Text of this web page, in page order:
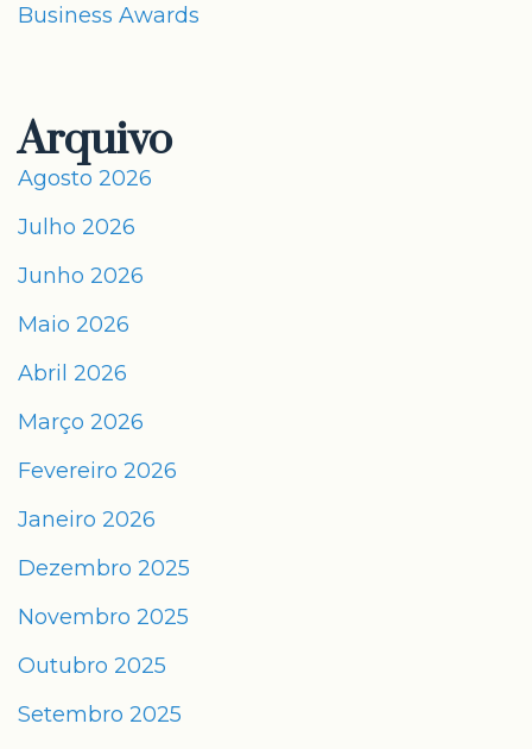
Business Awards
Arquivo
Agosto 2026
Julho 2026
Junho 2026
Maio 2026
Abril 2026
Março 2026
Fevereiro 2026
Janeiro 2026
Dezembro 2025
Novembro 2025
Outubro 2025
Setembro 2025